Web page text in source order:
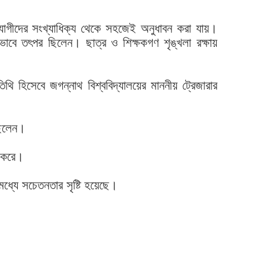
সংখ্যাধিক্য থেকে সহজেই অনুধাবন করা যায়।
তৎপর ছিলেন। ছাত্র ও শিক্ষকগণ শৃঙ্খলা রক্ষায়
জগন্নাথ বিশ্ববিদ্যালয়ের মাননীয় ট্রেজারার
সচেতনতার সৃষ্টি হয়েছে।